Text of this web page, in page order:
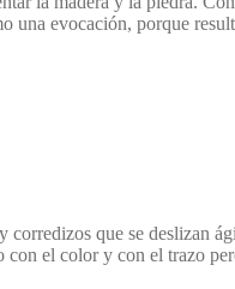
evocación, porque
que se deslizan
el color y con el trazo